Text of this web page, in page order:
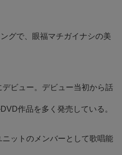
グで、眼福マチガイナシの美
ビュー。デビュー当初から話
作品を多く発売している。
ットのメンバーとして歌唱能